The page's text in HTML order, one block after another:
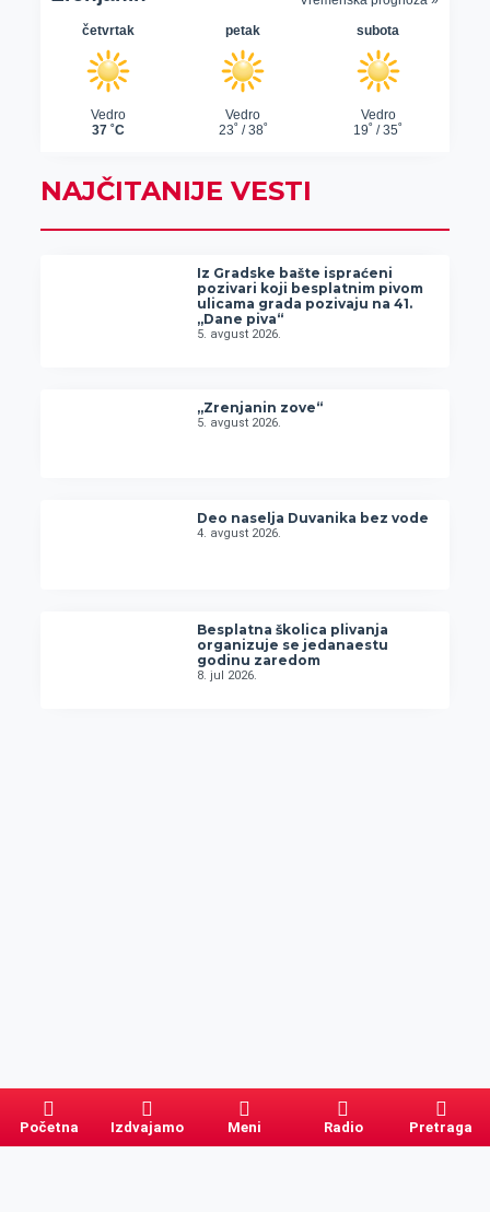
NAJČITANIJE VESTI
Iz Gradske bašte ispraćeni
pozivari koji besplatnim pivom
ulicama grada pozivaju na 41.
„Dane piva“
5. avgust 2026.
„Zrenjanin zove“
5. avgust 2026.
Deo naselja Duvanika bez vode
4. avgust 2026.
Besplatna školica plivanja
organizuje se jedanaestu
godinu zaredom
8. jul 2026.
Početna Izdvajamo Meni Radio Pretraga